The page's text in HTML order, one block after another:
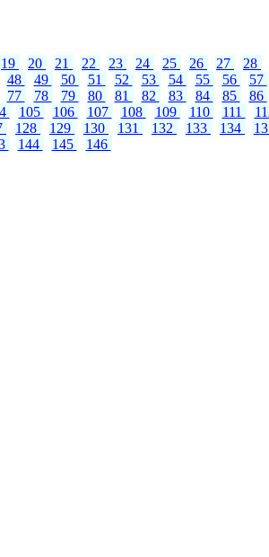
19 20 21 22 23 24 25 26 27 28
48 49 50 51 52 53 54 55 56 57
77 78 79 80 81 82 83 84 85 86
105 106 107 108 109 110 111
128 129 130 131 132 133 134
144 145 146